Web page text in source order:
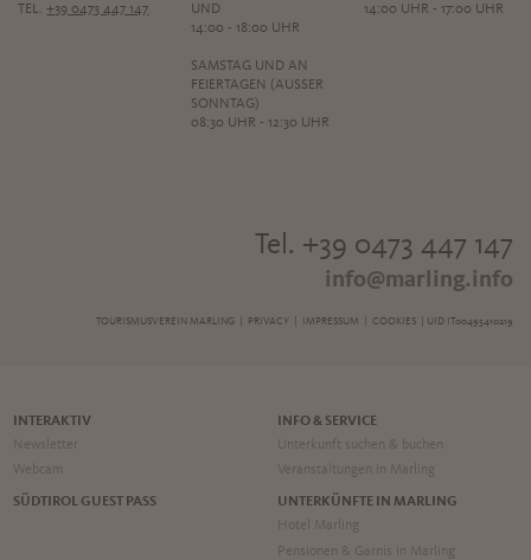
TEL.+39 0473 447 147
UND
14:00 - 18:00 UHR
SAMSTAG UND AN
FEIERTAGEN (AUSSER S
ONNTAG)
08:30 UHR - 12:30 UHR
14:00 UHR - 17:00 UHR
Tel. +39 0473 447 147
info@marling.info
TOURISMUSVEREIN MARLING | PRIVACY| IMPRESSUM COOKIES | UID IT00495410219
INTERAKTIV
Newsletter
Webcam
INFO & SERVICE
Unterkunft suchen & buchen
Veranstaltungen in Marling
SÜDTIROL GUEST PASS
UNTERKÜNFTE IN MARLING
Hotel Marling
Pensionen & Garnis in Marling